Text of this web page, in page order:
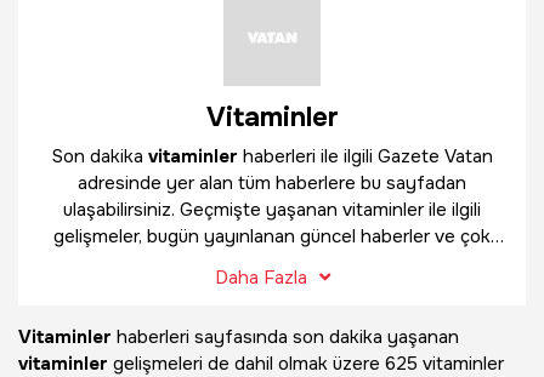
Vitaminler
Son dakika vitaminler haberleri ile ilgili Gazete Vatan
adresinde yer alan tüm haberlere bu sayfadan
ulaşabilirsiniz. Geçmişte yaşanan vitaminler ile ilgili
gelişmeler, bugün yayınlanan güncel haberler ve çok
bulabilirsiniz.
Daha Fazla
Vitaminler haberleri sayfasında son dakika yaşanan
vitaminler gelişmeleri de dahil olmak üzere 625 vitaminler